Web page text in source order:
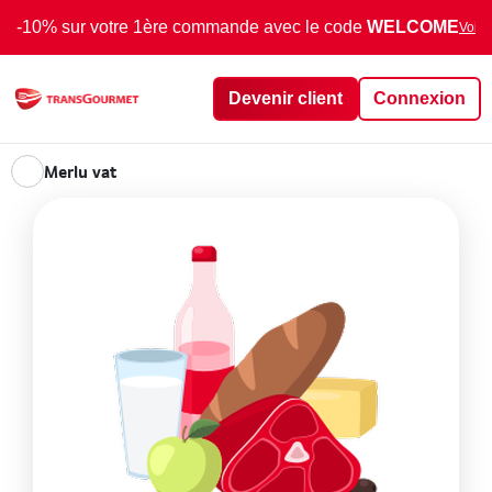
-10% sur votre 1ère commande avec le code WELCOMEVoir
Devenir client Connexion
Merlu vat